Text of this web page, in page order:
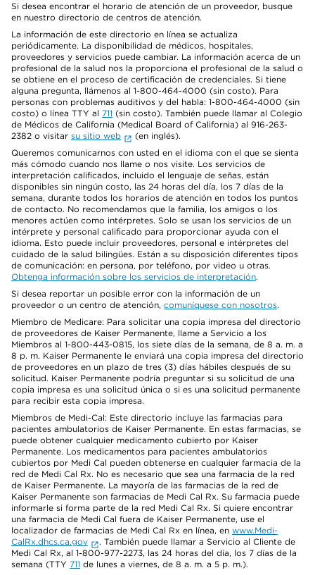
Si desea encontrar el horario de atención de un proveedor, busque
en nuestro directorio de centros de atención.
La información de este directorio en línea se actualiza
periódicamente. La disponibilidad de médicos, hospitales,
proveedores y servicios puede cambiar. La información acerca de un
profesional de la salud nos la proporciona el profesional de la salud o
se obtiene en el proceso de certificación de credenciales. Si tiene
alguna pregunta, llámenos al 1-800-464-4000 (sin costo). Para
personas con problemas auditivos y del habla: 1-800-464-4000 (sin
costo) o línea TTY al 711 (sin costo). También puede llamar al Colegio
de Médicos de California (Medical Board of California) al 916-263-
2382 o visitar su sitio web
(en inglés).
Queremos comunicarnos con usted en el idioma con el que se sienta
más cómodo cuando nos llame o nos visite. Los servicios de
interpretación calificados, incluido el lenguaje de señas, están
disponibles sin ningún costo, las 24 horas del día, los 7 días de la
semana, durante todos los horarios de atención en todos los puntos
de contacto. No recomendamos que la familia, los amigos o los
menores actúen como intérpretes. Solo se usan los servicios de un
intérprete y personal calificado para proporcionar ayuda con el
idioma. Esto puede incluir proveedores, personal e intérpretes del
cuidado de la salud bilingües. Están a su disposición diferentes tipos
de comunicación: en persona, por teléfono, por video u otras.
Obtenga información sobre los servicios de interpretación.
Si desea reportar un posible error con la información de un
proveedor o un centro de atención, comuníquese con nosotros.
Miembro de Medicare: Para solicitar una copia impresa del directorio
de proveedores de Kaiser Permanente, llame a Servicio a los
Miembros al 1-800-443-0815, los siete días de la semana, de 8 a. m. a
8 p. m. Kaiser Permanente le enviará una copia impresa del directorio
de proveedores en un plazo de tres (3) días hábiles después de su
solicitud. Kaiser Permanente podría preguntar si su solicitud de una
copia impresa es una solicitud única o si es una solicitud permanente
para recibir esta copia impresa.
Miembros de Medi-Cal: Este directorio incluye las farmacias para
pacientes ambulatorios de Kaiser Permanente. En estas farmacias, se
puede obtener cualquier medicamento cubierto por Kaiser
Permanente. Los medicamentos para pacientes ambulatorios
cubiertos por Medi Cal pueden obtenerse en cualquier farmacia de la
red de Medi Cal Rx. No es necesario que sea una farmacia de la red
de Kaiser Permanente. La mayoría de las farmacias de la red de
Kaiser Permanente son farmacias de Medi Cal Rx. Su farmacia puede
informarle si forma parte de la red Medi Cal Rx. Si quiere encontrar
una farmacia de Medi Cal fuera de Kaiser Permanente, use el
localizador de farmacias de Medi Cal Rx en línea, en www.Medi-
CalRx.dhcs.ca.gov
. También puede llamar a Servicio al Cliente de
Medi Cal Rx, al 1-800-977-2273, las 24 horas del día, los 7 días de la
semana (TTY 711 de lunes a viernes, de 8 a. m. a 5 p. m.).